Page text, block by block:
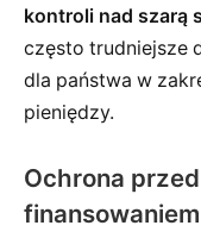
kontroli nad szarą
często trudniejsze
dla państwa w
pieniędzy.
Ochrona